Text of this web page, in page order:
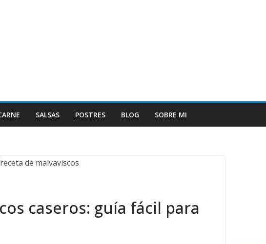
SALSAS POSTRES BLOG SOBRE MI
caseros: guía fácil para